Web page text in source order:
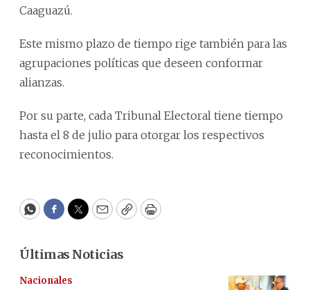
Caaguazú.
Este mismo plazo de tiempo rige también para las
agrupaciones políticas que deseen conformar
alianzas.
Por su parte, cada Tribunal Electoral tiene tiempo
hasta el 8 de julio para otorgar los respectivos
reconocimientos.
WhatsApp
Facebook
Twitter
EmailCopyPrint
Últimas Noticias
Nacionales